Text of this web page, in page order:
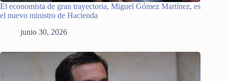
El economista de gran trayectoria, Miguel Gómez Martínez, es
el nuevo ministro de Hacienda
junio 30, 2026